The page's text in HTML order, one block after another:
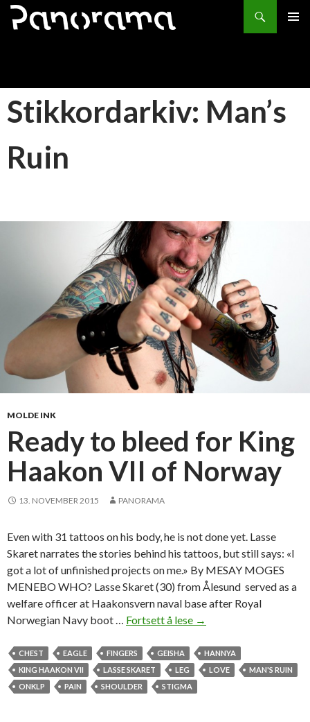
Søk
HOPP
Stikkordarkiv: Man’s
Ruin
MOLDE INK
Ready to bleed for King
Haakon VII of Norway
13. NOVEMBER 2015 PANORAMA
Even with 31 tattoos on his body, he is not done yet. Lasse
Skaret narrates the stories behind his tattoos, but still says: «I
got a lot of unfinished projects on me.» By MESAY MOGES
MENEBO WHO? Lasse Skaret (30) from Ålesund served as a
welfare officer at Haakonsvern naval base after Royal
Norwegian Navy boot … Fortsett å lese R
a
d
→
CHEST EAGLE FINGERS GEISHA
HANNYA
KING HAAKON VII
LASSE SKARET LEG LOVE
MAN'S RUIN
ONKLP
PAIN SHOULDER STIGMA